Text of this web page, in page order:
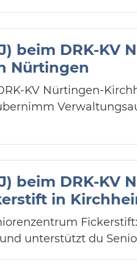
beim DRK-KV
Nürtingen
KV Nürtingen-
beim DRK-KV
in
unterstützt du